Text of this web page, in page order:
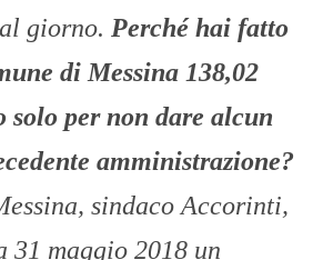
giorno. Perché hai fatto
di Messina 138,02
per non dare alcun
amministrazione?
sindaco Accorinti,
31 maggio 2018 un